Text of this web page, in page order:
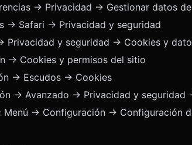
→ Privacidad → Gestionar datos
→ Safari → Privacidad y seguridad
Privacidad y seguridad → Cookies y
→ Cookies y permisos del sitio
→ Escudos → Cookies
→ Avanzado → Privacidad y seguridad
Menú → Configuración → Configuración